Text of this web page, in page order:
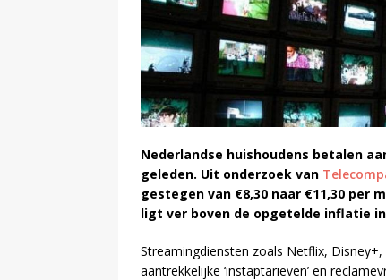
Nederlandse huishoudens betalen
geleden. Uit onderzoek van
gestegen van €8,30 naar €11,30 per
ligt ver boven de opgetelde inflatie
Streamingdiensten zoals Netflix,
aantrekkelijke ‘instaptarieven’ en